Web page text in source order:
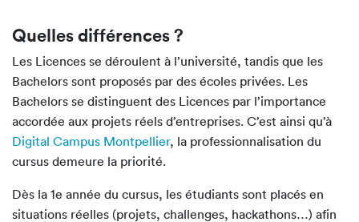
Quelles différences ?
Les Licences se déroulent à l’université, tandis que les
Bachelors sont proposés par des écoles privées. Les
Bachelors se distinguent des Licences par l’importance
accordée aux projets réels d’entreprises. C’est ainsi qu’à
Digital Campus Montpellier, la professionnalisation du
cursus demeure la priorité.
Dès la 1e année du cursus, les étudiants sont placés en
situations réelles (projets, challenges, hackathons…) afin